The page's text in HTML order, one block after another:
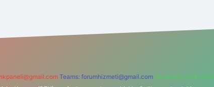
Teams: forumhizmeti@gmail.com Whatsapp: 0262